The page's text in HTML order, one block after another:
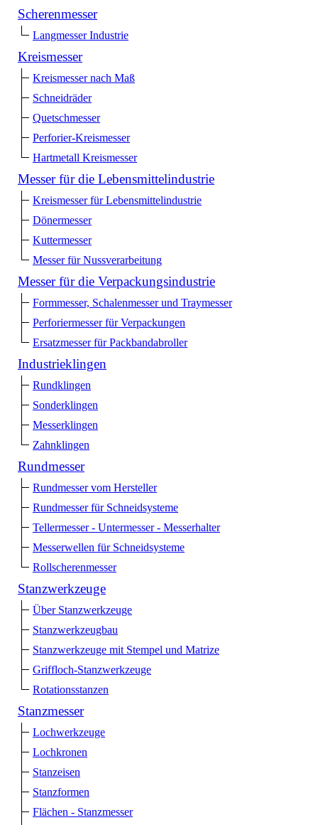
Scherenmesser
Langmesser Industrie
Kreismesser
Kreismesser nach Maß
Schneidräder
Quetschmesser
Perforier-Kreismesser
Hartmetall Kreismesser
Messer für die Lebensmittelindustrie
Kreismesser für Lebensmittelindustrie
Dönermesser
Kuttermesser
Messer für Nussverarbeitung
Messer für die Verpackungsindustrie
Formmesser, Schalenmesser und Traymesser
Perforiermesser für Verpackungen
Ersatzmesser für Packbandabroller
Industrieklingen
Rundklingen
Sonderklingen
Messerklingen
Zahnklingen
Rundmesser
Rundmesser vom Hersteller
Rundmesser für Schneidsysteme
Tellermesser - Untermesser - Messerhalter
Messerwellen für Schneidsysteme
Rollscherenmesser
Stanzwerkzeuge
Über Stanzwerkzeuge
Stanzwerkzeugbau
Stanzwerkzeuge mit Stempel und Matrize
Griffloch-Stanzwerkzeuge
Rotationsstanzen
Stanzmesser
Lochwerkzeuge
Lochkronen
Stanzeisen
Stanzformen
Flächen - Stanzmesser